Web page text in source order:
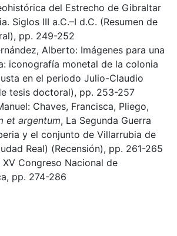
del Estrecho de Gibraltar
Siglos III a.C.–I d.C. (Resumen de
pp. 249-252
Alberto: Imágenes para una
iconografía monetal de la colonia
en el periodo Julio-Claudio
tesis doctoral), pp. 253-257
Chaves, Francisca, Pliego,
et argentum, La Segunda Guerra
y el conjunto de Villarrubia de
Real) (Recensión), pp. 261-265
Congreso Nacional de
pp. 274-286